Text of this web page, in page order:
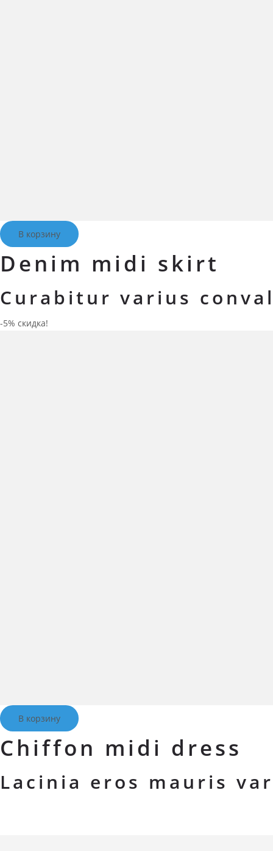
В корзину
Denim midi skirt
Curabitur varius
-5% скидка!
В корзину
Chiffon midi dress
Lacinia eros mauris